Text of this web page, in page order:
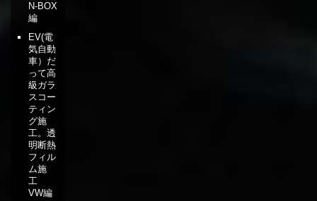
N-BOX
編
EV(電
気自動
車）だ
って高
級ガラ
スコー
ティン
グ施
工。透
明断熱
フィル
ム施
工
VW編